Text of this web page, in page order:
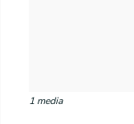
1 media